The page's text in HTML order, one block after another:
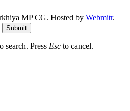
MP CG. Hosted by Webmitr.
Submit
search. Press Esc to cancel.